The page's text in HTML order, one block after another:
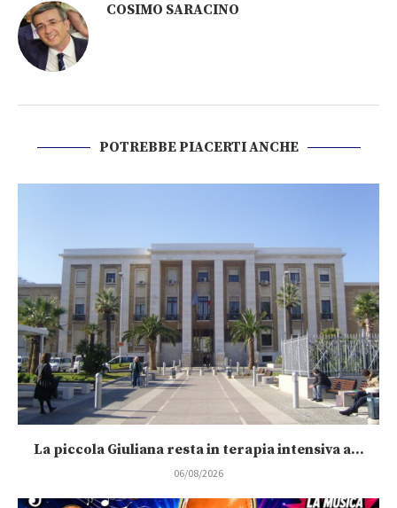
COSIMO SARACINO
POTREBBE PIACERTI ANCHE
La piccola Giuliana resta in terapia intensiva a...
06/08/2026